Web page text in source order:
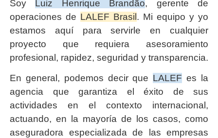
Soy Luiz Henrique Brandão, gerente de
operaciones de LALEF Brasil. Mi equipo y yo
estamos aquí para servirle en cualquier
proyecto que requiera asesoramiento
profesional, rapidez, seguridad y transparencia.
En general, podemos decir que LALEF es la
agencia que garantiza el éxito de sus
actividades en el contexto internacional,
actuando, en la mayoría de los casos, como
aseguradora especializada de las empresas